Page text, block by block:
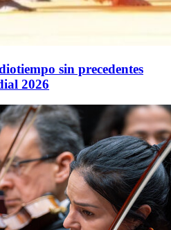
sin precedentes
2026